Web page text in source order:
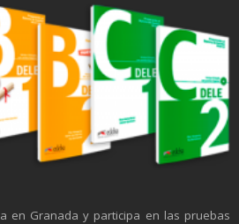
en Granada y participa en las pruebas